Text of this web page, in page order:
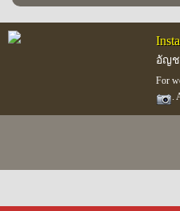
อัญช
For
.